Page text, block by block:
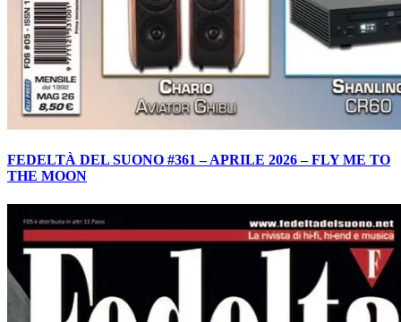
FEDELTÀ DEL SUONO #361 – APRILE 2026 – FLY ME TO
THE MOON